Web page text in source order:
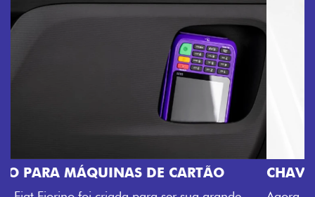
Agora, a chave da sua nova Fiorino pode abrir o